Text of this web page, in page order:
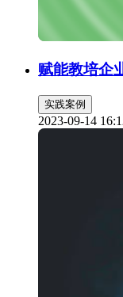
赋能教培企
实践案例
2023-09-14